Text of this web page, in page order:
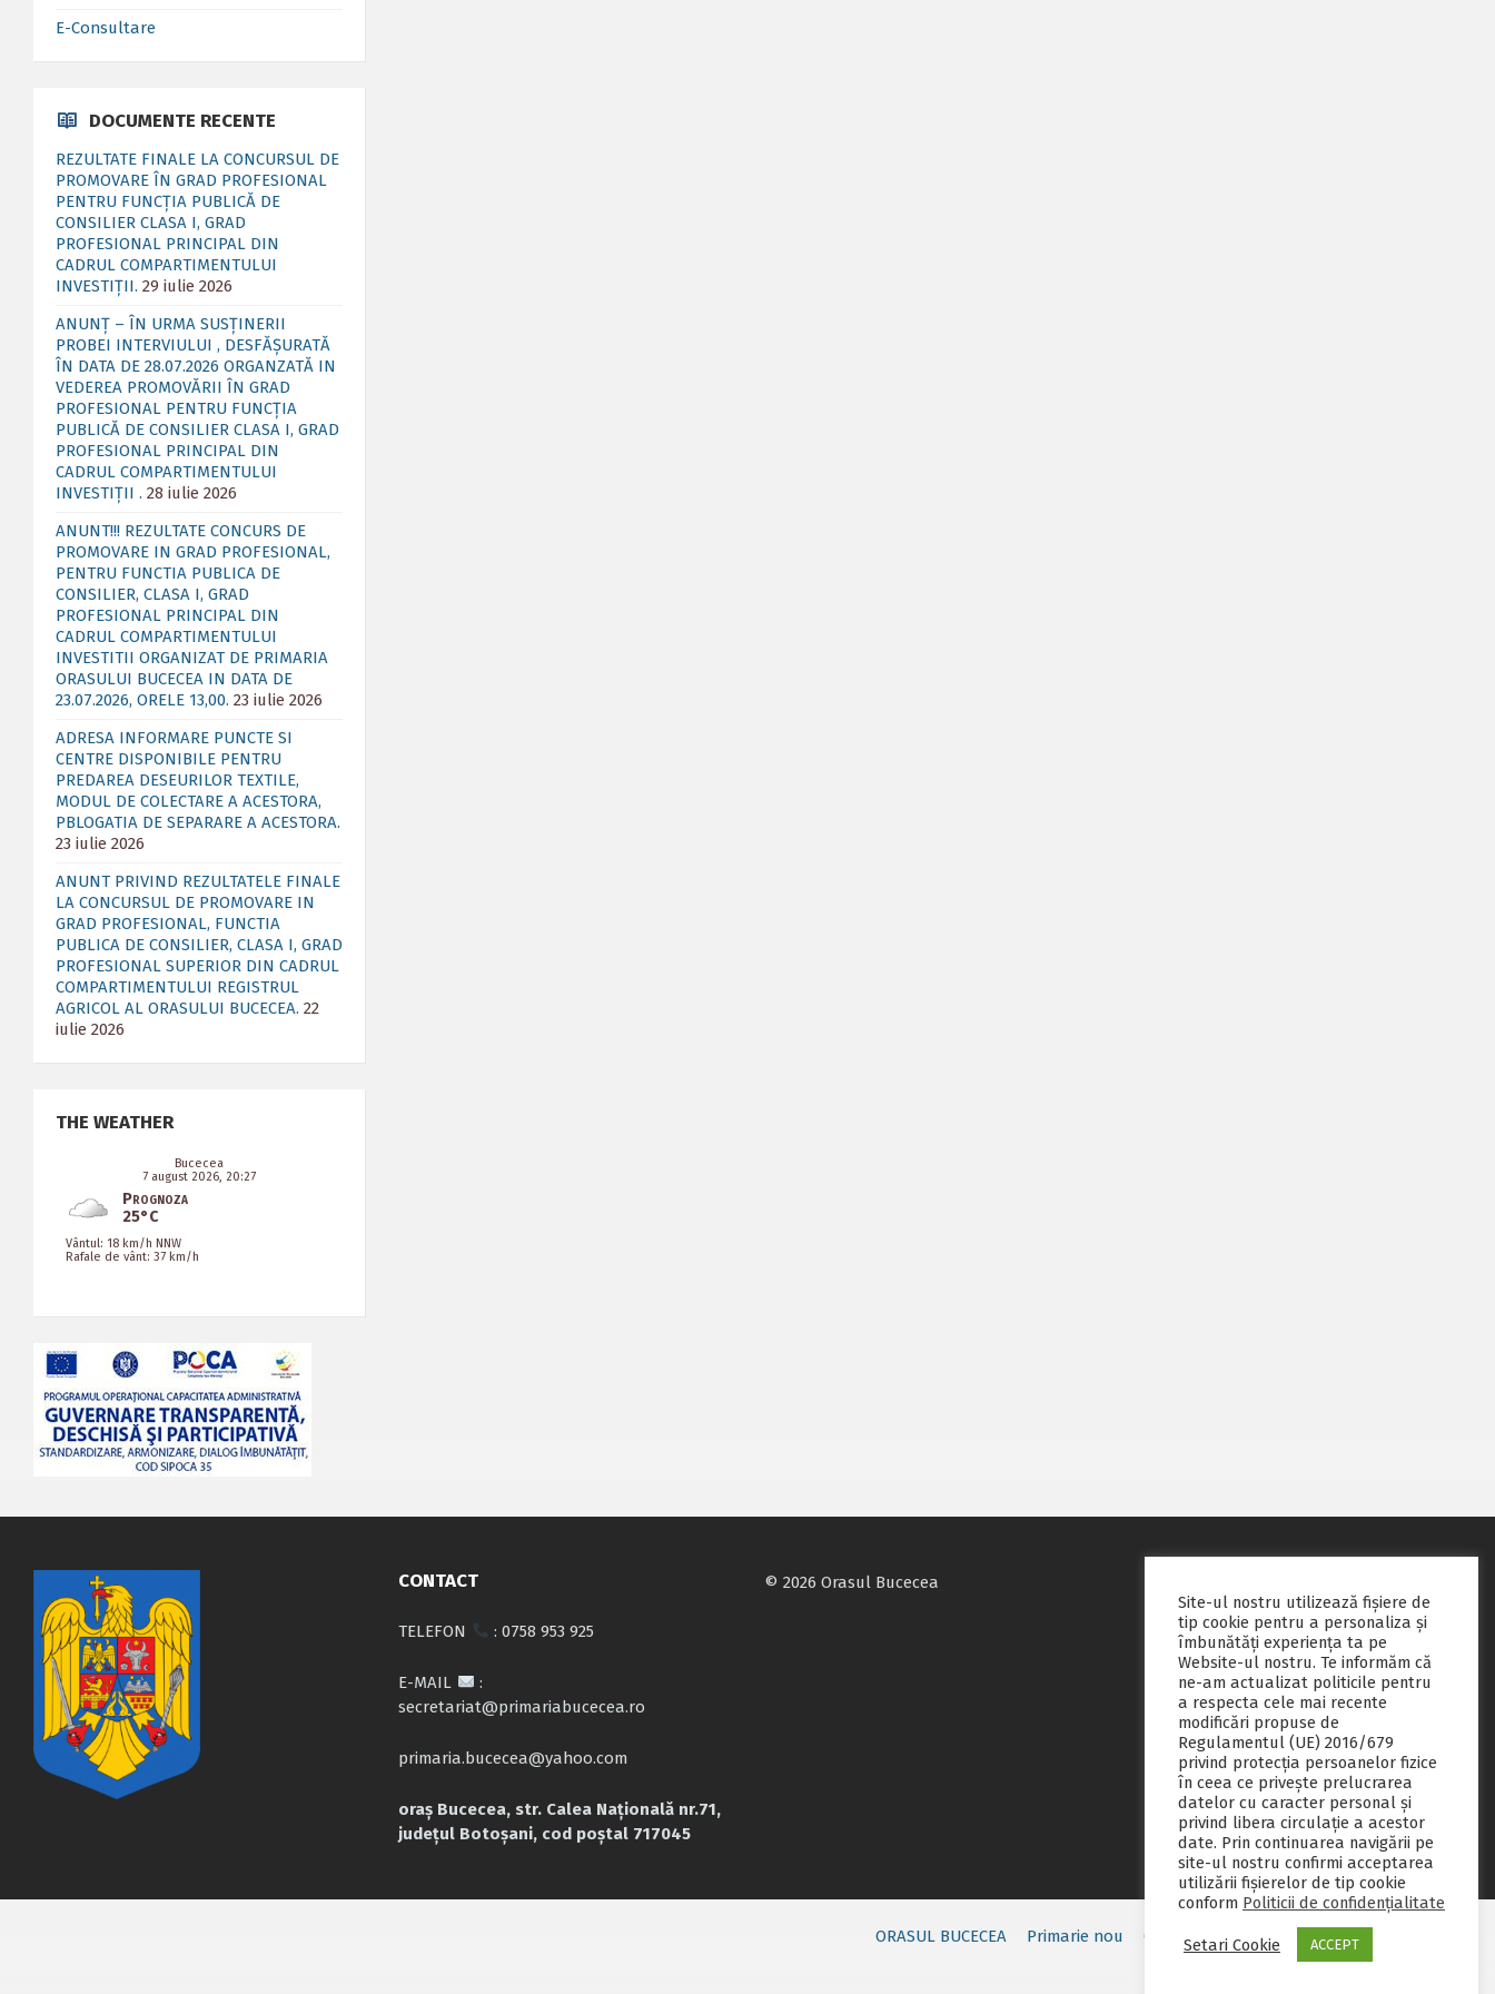
E-Consultare
DOCUMENTE RECENTE
REZULTATE FINALE LA CONCURSUL DE
PROMOVARE ÎN GRAD PROFESIONAL
PENTRU FUNCȚIA PUBLICĂ DE
CONSILIER CLASA I, GRAD
PROFESIONAL PRINCIPAL DIN
CADRUL COMPARTIMENTULUI
INVESTIȚII. 29 iulie 2026
ANUNȚ – ÎN URMA SUSȚINERII
PROBEI INTERVIULUI , DESFĂȘURATĂ
ÎN DATA DE 28.07.2026 ORGANZATĂ IN
VEDEREA PROMOVĂRII ÎN GRAD
PROFESIONAL PENTRU FUNCȚIA
PUBLICĂ DE CONSILIER CLASA I, GRAD
PROFESIONAL PRINCIPAL DIN
CADRUL COMPARTIMENTULUI
INVESTIȚII . 28 iulie 2026
ANUNT!!! REZULTATE CONCURS DE
PROMOVARE IN GRAD PROFESIONAL,
PENTRU FUNCTIA PUBLICA DE
CONSILIER, CLASA I, GRAD
PROFESIONAL PRINCIPAL DIN
CADRUL COMPARTIMENTULUI
INVESTITII ORGANIZAT DE PRIMARIA
ORASULUI BUCECEA IN DATA DE
23.07.2026, ORELE 13,00. 23 iulie 2026
ADRESA INFORMARE PUNCTE SI
CENTRE DISPONIBILE PENTRU
PREDAREA DESEURILOR TEXTILE,
MODUL DE COLECTARE A ACESTORA,
PBLOGATIA DE SEPARARE A ACESTORA.
23 iulie 2026
ANUNT PRIVIND REZULTATELE FINALE
LA CONCURSUL DE PROMOVARE IN
GRAD PROFESIONAL, FUNCTIA
PUBLICA DE CONSILIER, CLASA I, GRAD
PROFESIONAL SUPERIOR DIN CADRUL
COMPARTIMENTULUI REGISTRUL
AGRICOL AL ORASULUI BUCECEA. 22
iulie 2026
THE WEATHER
Bucecea
7 august 2026, 20:27
Prognoza
25°C
Vântul: 18 km/h NNW
Rafale de vânt: 37 km/h
CONTACT
TELEFON : 0758 953 925
E-MAIL
:
secretariat@primariabucecea.ro
primaria.bucecea@yahoo.com
oraș Bucecea, str. Calea Națională nr.71,
județul Botoșani, cod poștal 717045
© 2026 Orasul Bucecea
ORASUL BUCECEA Primarie nou Consiliul local Servicii publice
Monitorul oficial local
Site-ul nostru utilizează fişiere de
tip cookie pentru a personaliza și
îmbunătăți experiența ta pe
Website-ul nostru. Te informăm că
ne-am actualizat politicile pentru
a respecta cele mai recente
modificări propuse de
Regulamentul (UE) 2016/679
privind protecția persoanelor fizice
în ceea ce privește prelucrarea
datelor cu caracter personal și
privind libera circulație a acestor
date. Prin continuarea navigării pe
site-ul nostru confirmi acceptarea
utilizării fişierelor de tip cookie
conform Politicii de confidențialitate
Setari Cookie ACCEPT